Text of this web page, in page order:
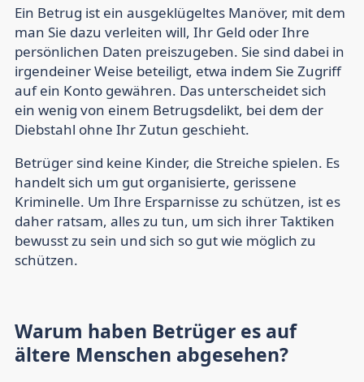
Ein Betrug ist ein ausgeklügeltes Manöver, mit dem
man Sie dazu verleiten will, Ihr Geld oder Ihre
persönlichen Daten preiszugeben. Sie sind dabei in
irgendeiner Weise beteiligt, etwa indem Sie Zugriff
auf ein Konto gewähren. Das unterscheidet sich
ein wenig von einem Betrugsdelikt, bei dem der
Diebstahl ohne Ihr Zutun geschieht.
Betrüger sind keine Kinder, die Streiche spielen. Es
handelt sich um gut organisierte, gerissene
Kriminelle. Um Ihre Ersparnisse zu schützen, ist es
daher ratsam, alles zu tun, um sich ihrer Taktiken
bewusst zu sein und sich so gut wie möglich zu
schützen.
Warum haben Betrüger es auf
ältere Menschen abgesehen?